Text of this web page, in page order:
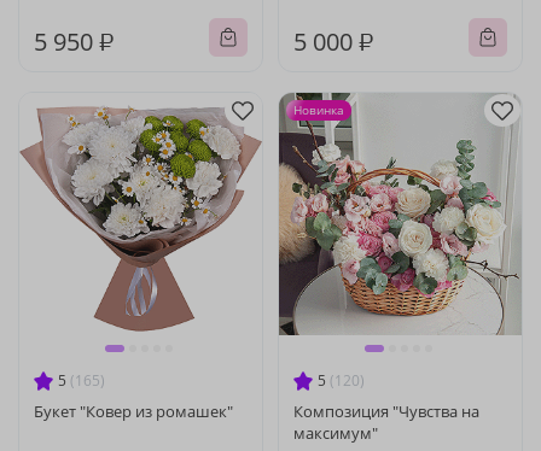
5 950 ₽ 5 000 ₽
5 (165)
Букет "Ковер из ромашек"
5 (120)
Композиция "Чувства на
максимум"
Новинка